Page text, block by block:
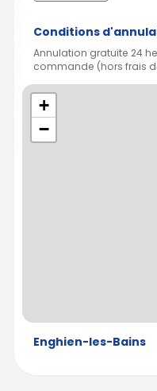
Conditions
Annulation gratuite 24
commande (hors frais
+
−
Enghien-les-Bains